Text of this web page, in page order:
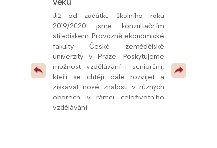
republice
v
Již od začátku školního roku
2019/2020 jsme konzultačním
střediskem Provozně ekonomické
fakulty České zemědělské
univerzity v Praze. Poskytujeme
možnost vzdělávání i seniorům,
kteří se chtějí dále rozvíjet a
získávat nové znalosti v různých
oborech v rámci celoživotního
vzdělávání.
odborných